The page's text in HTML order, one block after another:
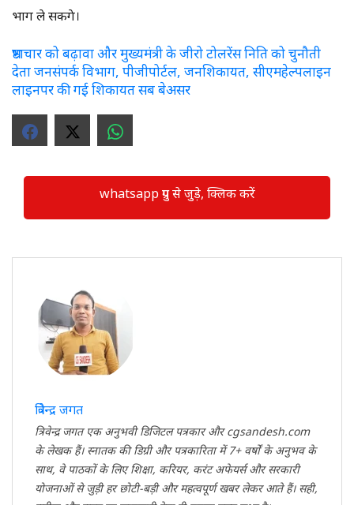
भाग ले सकेंगे।
भ्रष्टाचार को बढ़ावा और मुख्यमंत्री के जीरो टोलरेंस निति को चुनौती
देता जनसंपर्क विभाग, पीजीपोर्टल, जनशिकायत, सीएमहेल्पलाइन
लाइनपर की गई शिकायत सब बेअसर
whatsapp ग्रुप से जुड़े, क्लिक करें
त्रिवेन्द्र जगत
त्रिवेन्द्र जगत एक अनुभवी डिजिटल पत्रकार और cgsandesh.com
के लेखक हैं। स्नातक की डिग्री और पत्रकारिता में 7+ वर्षों के अनुभव के
साथ, वे पाठकों के लिए शिक्षा, करियर, करंट अफेयर्स और सरकारी
योजनाओं से जुड़ी हर छोटी-बड़ी और महत्वपूर्ण खबर लेकर आते हैं। सही,